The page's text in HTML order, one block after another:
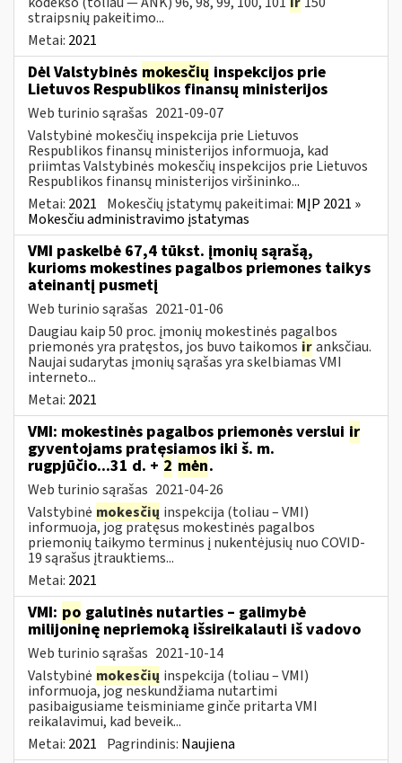
straipsnių pakeitimo...
Metai: 2021
Dėl Valstybinės mokesčių inspekcijos prie
Lietuvos Respublikos finansų ministerijos
Web turinio sąrašas 2021-09-07
Valstybinė mokesčių inspekcija prie Lietuvos
Respublikos finansų ministerijos informuoja, kad
priimtas Valstybinės mokesčių inspekcijos prie Lietuvos
Respublikos finansų ministerijos viršininko...
Metai: 2021 Mokesčių įstatymų pakeitimai: MĮP 2021 »
Mokesčiu administravimo įstatymas
VMI paskelbė 67,4 tūkst. įmonių sąrašą,
kurioms mokestines pagalbos priemones taikys
ateinantį pusmetį
Web turinio sąrašas 2021-01-06
Daugiau kaip 50 proc. įmonių mokestinės pagalbos
priemonės yra pratęstos, jos buvo taikomos iranksčiau.
Naujai sudarytas įmonių sąrašas yra skelbiamas VMI
interneto...
Metai: 2021
VMI: mokestinės pagalbos priemonės verslui ir
gyventojams pratęsiamos iki š. m.
rugpjūčio...31 d. + 2 mėn.
Web turinio sąrašas 2021-04-26
Valstybinė mokesčių inspekcija (toliau – VMI)
informuoja, jog pratęsus mokestinės pagalbos
priemonių taikymo terminus į nukentėjusių nuo COVID-
19 sąrašus įtrauktiems...
Metai: 2021
VMI: po galutinės nutarties – galimybė
milijoninę nepriemoką išsireikalauti iš vadovo
Web turinio sąrašas 2021-10-14
Valstybinė mokesčių inspekcija (toliau – VMI)
informuoja, jog neskundžiama nutartimi
pasibaigusiame teisminiame ginče pritarta VMI
reikalavimui, kad beveik...
Metai: 2021 Pagrindinis: Naujiena